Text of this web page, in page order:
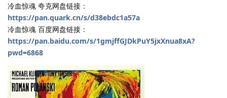
冷血惊魂 夸克网盘链接：
https://pan.quark.cn/s/d38ebdc1a57a
冷血惊魂 百度网盘链接：
https://pan.baidu.com/s/1gmjffGJDkPuY5jxXnua8xA?
pwd=6868